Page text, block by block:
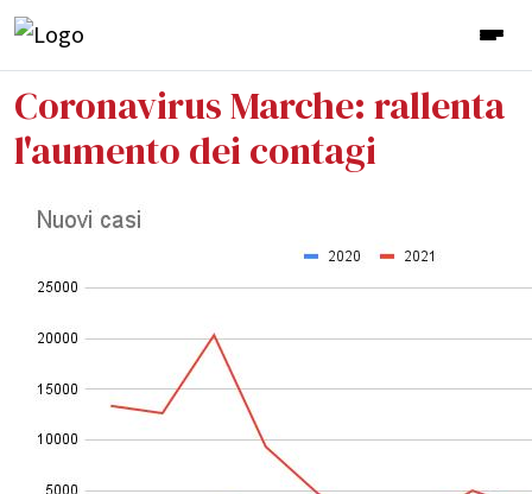
Coronavirus Marche: rallenta
l'aumento dei contagi